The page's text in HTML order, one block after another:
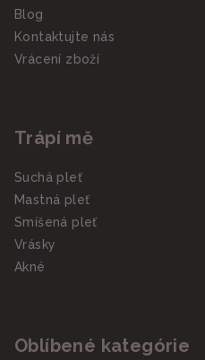
Blog
Kontaktujte nás
Vrácení zboží
Trápí mě
Suchá pleť
Mastná pleť
Smíšená pleť
Vrásky
Akné
Oblíbené kategórie